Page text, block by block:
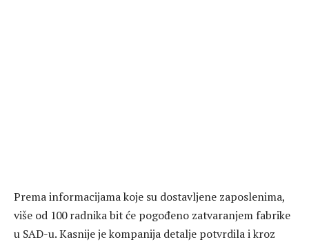
Prema informacijama koje su dostavljene zaposlenima,
više od 100 radnika bit će pogođeno zatvaranjem fabrike
u SAD-u. Kasnije je kompanija detalje potvrdila i kroz